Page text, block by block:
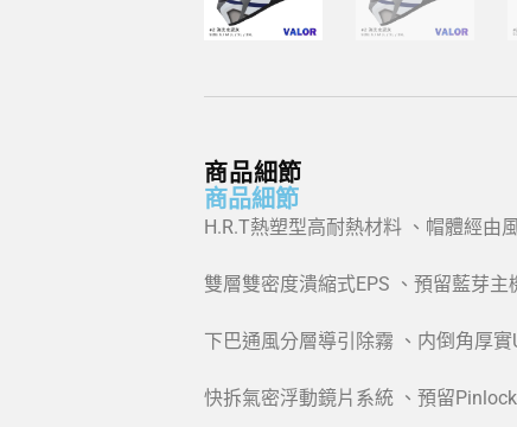
商品細節
商品細節
H.R.T熱塑型高耐熱材料 、帽體經由
雙層雙密度潰縮式EPS 、預留藍芽主
下巴通風分層導引除霧 、内倒角厚實
快拆氣密浮動鏡片系統 、預留